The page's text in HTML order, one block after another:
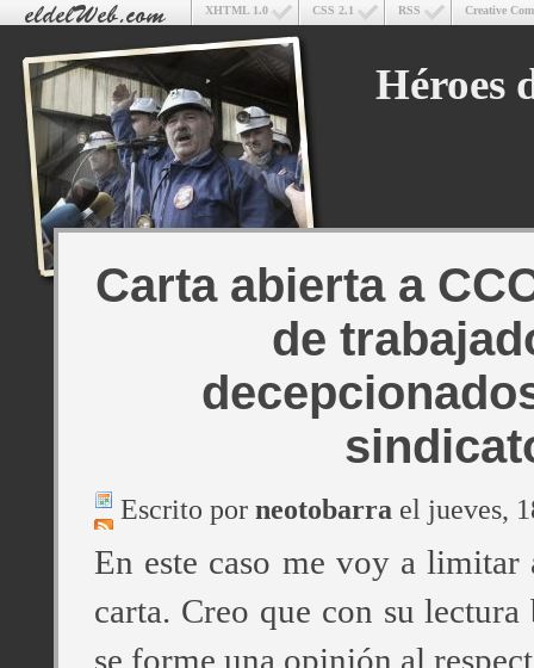
Creative
RSS
CSS 2.1
XHTML 1.0
Héroes
Carta abierta a
de
Escrito por neotobarra el jueves,
En este caso me voy a
carta. Creo que con su lectura
se forme una opinión al